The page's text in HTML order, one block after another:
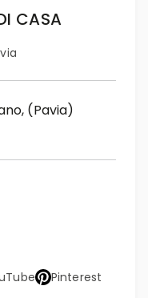
CASA
(Pavia)
Pinterest